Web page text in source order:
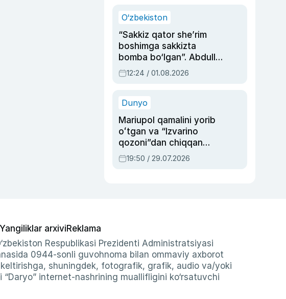
O‘zbekiston
“Sakkiz qator she’rim
boshimga sakkizta
bomba bo‘lgan”. Abdulla
Oripovni siyosiy
ayblovlardan asrab
12:24 / 01.08.2026
Dunyo
Mariupol qamalini yorib
oʻtgan va “Izvarino
qozoni”dan chiqqan
qahramon — Ukraina
armiyasi bosh
19:50 / 29.07.2026
Yangiliklar arxiviReklama
Respublikasi Prezidenti Administratsiyasi
0944-sonli guvohnoma bilan ommaviy axborot
shuningdek, fotografik, grafik, audio va/yoki
internet-nashrining muallifligini ko‘rsatuvchi